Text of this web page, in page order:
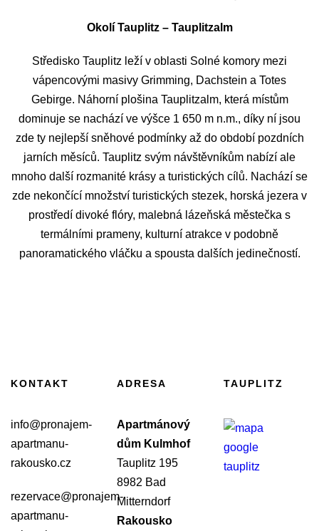
Okolí Tauplitz – Tauplitzalm
Středisko Tauplitz leží v oblasti Solné komory mezi
vápencovými masivy Grimming, Dachstein a Totes
Gebirge. Náhorní plošina Tauplitzalm, která místům
dominuje se nachází ve výšce 1 650 m n.m., díky ní jsou
zde ty nejlepší sněhové podmínky až do období pozdních
jarních měsíců. Tauplitz svým návštěvníkům nabízí ale
mnoho další rozmanité krásy a turistických cílů. Nachází se
zde nekončící množství turistických stezek, horská jezera v
prostředí divoké flóry, malebná lázeňská městečka s
termálními prameny, kulturní atrakce v podobně
panoramatického vláčku a spousta dalších jedinečností.
KONTAKT
info@pronajem-
apartmanu-
rakousko.cz
rezervace@pronajem-
apartmanu-
ADRESA
Apartmánový
dům Kulmhof
Tauplitz 195
8982 Bad
Mitterndorf
Rakousko
TAUPLITZ